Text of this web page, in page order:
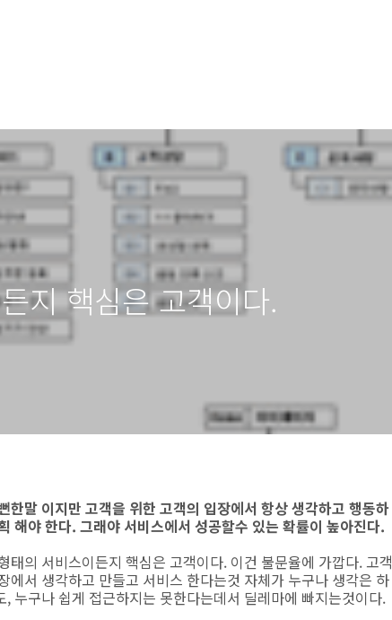
지 핵심은 고객이다.
한말 이지만 고객을 위한 고객의 입장에서 항상 생각하고 행동하
해야 한다. 그래야 서비스에서 성공할수 있는 확률이 높아진다.
태의 서비스이든지 핵심은 고객이다. 이건 불문율에 가깝다. 고객
에서 생각하고 만들고 서비스 한다는것 자체가 누구나 생각은 하
, 누구나 쉽게 접근하지는 못한다는데서 딜레마에 빠지는것이다.